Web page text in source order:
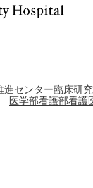
進センター臨床研
医学部看護部看護